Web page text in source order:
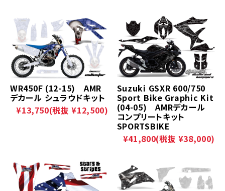
WR450F (12-15) AMR
デカール シュラウドキット
¥13,750(税抜 ¥12,500)
Suzuki GSXR 600/750
Sport Bike Graphic Kit
(04-05) AMRデカール
コンプリートキット
SPORTSBIKE
¥41,800(税抜 ¥38,000)